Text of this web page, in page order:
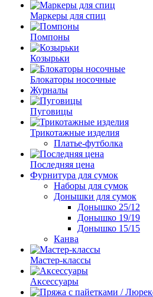
Маркеры для спиц
Помпоны
Козырьки
Блокаторы носочные
Журналы
Пуговицы
Трикотажные изделия
Платье-футболка
Последняя цена
Фурнитура для сумок
Наборы для сумок
Донышки для сумок
Донышко 25/12
Донышко 19/19
Донышко 15/15
Канва
Мастер-классы
Аксессуары